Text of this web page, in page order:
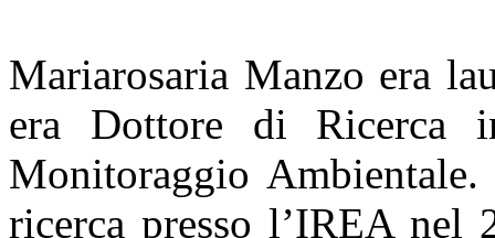
Mariarosaria Manzo era
era Dottore di Ricerca
Monitoraggio
ricerca presso l’IREA nel